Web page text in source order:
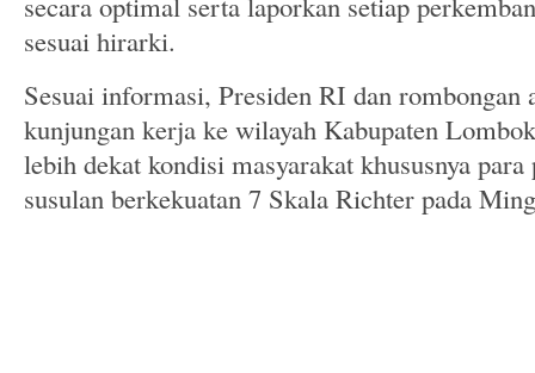
sesuai hirarki.
Sesuai informasi, Presiden RI dan rombongan
kunjungan kerja ke wilayah Kabupaten
lebih dekat kondisi masyarakat khususnya para
susulan berkekuatan 7 Skala Richter pada